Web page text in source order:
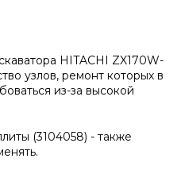
HITACHI ZX170W-
узлов, ремонт которых в
из-за высокой
(3104058) - также